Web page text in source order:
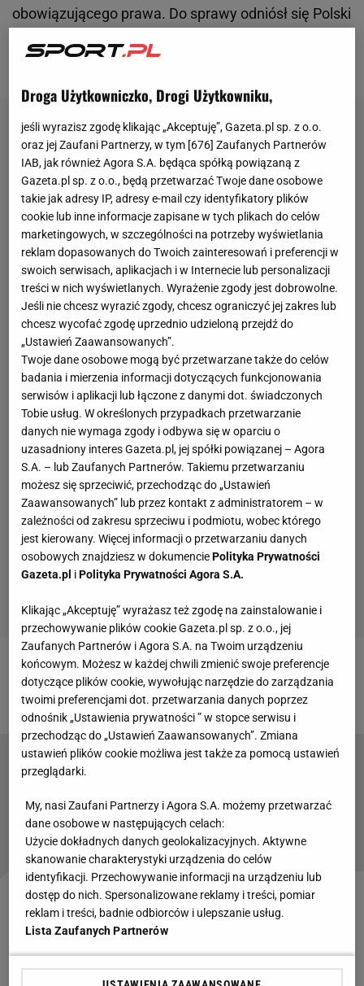
obowiązującego prawa. Do sprawy odniósł się Polski
portalowi WP SportoweFakty.
Zobacz wideo
PZPN spełnił prośbę Michała
Probierza. "Dokumenty są analizowane"
Czytaj także:
Specjalny plan Barcelony na zatrzymanie
"Procedury dotyczące zapewnienia bezpieczeństwa
w trakcie meczu zostały opracowane na podstawie
ogólnych przepisów prawa. Obecni na terenie
imprezy masowej funkcjonariusze będą
Droga Użytkowniczko, Drogi Użytkowniku,
jeśli wyrazisz zgodę klikając „Akceptuję”, Gazeta.pl sp. z o.o.
oraz jej Zaufani Partnerzy, w tym [676] Zaufanych Partnerów
IAB, jak również Agora S.A. będąca spółką powiązaną z
Gazeta.pl sp. z o.o., będą przetwarzać Twoje dane osobowe
takie jak adresy IP, adresy e-mail czy identyfikatory plików
cookie lub inne informacje zapisane w tych plikach do celów
marketingowych, w szczególności na potrzeby wyświetlania
reklam dopasowanych do Twoich zainteresowań i preferencji w
swoich serwisach, aplikacjach i w Internecie lub personalizacji
treści w nich wyświetlanych. Wyrażenie zgody jest dobrowolne.
Jeśli nie chcesz wyrazić zgody, chcesz ograniczyć jej zakres lub
chcesz wycofać zgodę uprzednio udzieloną przejdź do
„Ustawień Zaawansowanych”.
Twoje dane osobowe mogą być przetwarzane także do celów
badania i mierzenia informacji dotyczących funkcjonowania
serwisów i aplikacji lub łączone z danymi dot. świadczonych
Tobie usług. W określonych przypadkach przetwarzanie
danych nie wymaga zgody i odbywa się w oparciu o
uzasadniony interes Gazeta.pl, jej spółki powiązanej – Agora
S.A. – lub Zaufanych Partnerów. Takiemu przetwarzaniu
możesz się sprzeciwić, przechodząc do „Ustawień
Zaawansowanych” lub przez kontakt z administratorem – w
zależności od zakresu sprzeciwu i podmiotu, wobec którego
jest kierowany. Więcej informacji o przetwarzaniu danych
osobowych znajdziesz w dokumenciePolityka Prywatności
Gazeta.pl iPolityka Prywatności Agora S.A.
Klikając „Akceptuję” wyrażasz też zgodę na zainstalowanie i
przechowywanie plików cookie Gazeta.pl sp. z o.o., jej
Zaufanych Partnerów i Agora S.A. na Twoim urządzeniu
końcowym. Możesz w każdej chwili zmienić swoje preferencje
dotyczące plików cookie, wywołując narzędzie do zarządzania
twoimi preferencjami dot. przetwarzania danych poprzez
odnośnik „Ustawienia prywatności ” w stopce serwisu i
przechodząc do „Ustawień Zaawansowanych”. Zmiana
ustawień plików cookie możliwa jest także za pomocą ustawień
przeglądarki.
My, nasi Zaufani Partnerzy i Agora S.A. możemy przetwarzać
dane osobowe w następujących celach:
Użycie dokładnych danych geolokalizacyjnych. Aktywne
skanowanie charakterystyki urządzenia do celów
identyfikacji. Przechowywanie informacji na urządzeniu lub
dostęp do nich. Spersonalizowane reklamy i treści, pomiar
reklam i treści, badnie odbiorców i ulepszanie usług.
Lista Zaufanych Partnerów